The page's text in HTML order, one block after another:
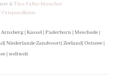
&Tina Falke-Maucher
CrispandKeen
| Kassel | Paderborn | Meschede |
Niederlande Zandvoort| Zeeland| Ostseee |
| weltweit